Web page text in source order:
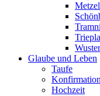
Glaube und Leben
Taufe
Konfirmation
Hochzeit